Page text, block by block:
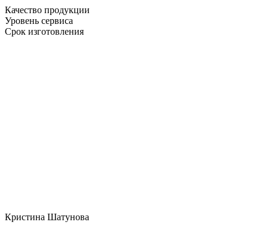
Качество продукции
Уровень сервиса
Срок изготовления
Кристина Шатунова